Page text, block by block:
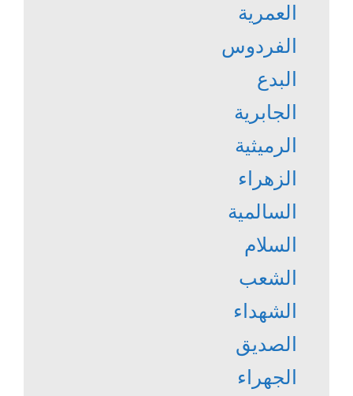
العمرية
الفردوس
البدع
الجابرية
الرميثية
الزهراء
السالمية
السلام
الشعب
الشهداء
الصديق
الجهراء